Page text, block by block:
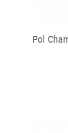
Pol